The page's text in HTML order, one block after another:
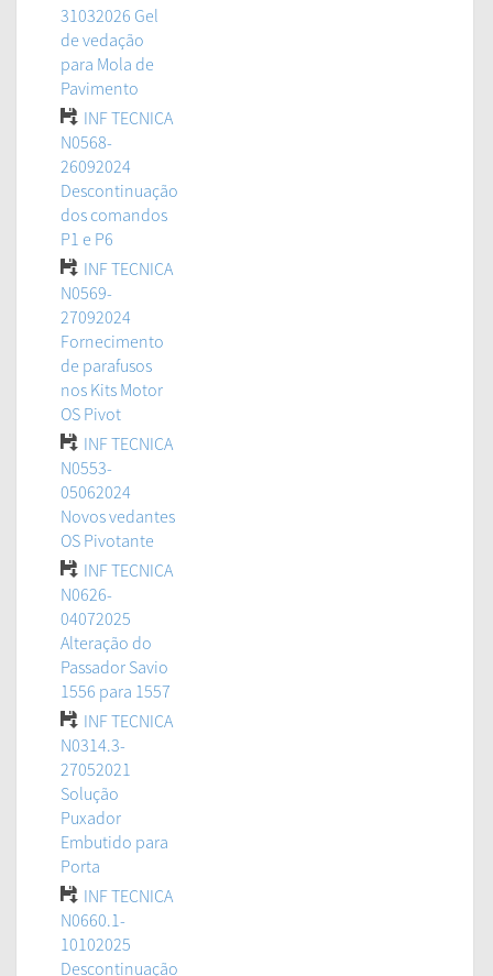
31032026 Gel
de vedação
para Mola de
Pavimento
INF TECNICA
N0568-
26092024
Descontinuação
dos comandos
P1 e P6
INF TECNICA
N0569-
27092024
Fornecimento
de parafusos
nos Kits Motor
OS Pivot
INF TECNICA
N0553-
05062024
Novos vedantes
OS Pivotante
INF TECNICA
N0626-
04072025
Alteração do
Passador Savio
1556 para 1557
INF TECNICA
N0314.3-
27052021
Solução
Puxador
Embutido para
Porta
INF TECNICA
N0660.1-
10102025
Descontinuação